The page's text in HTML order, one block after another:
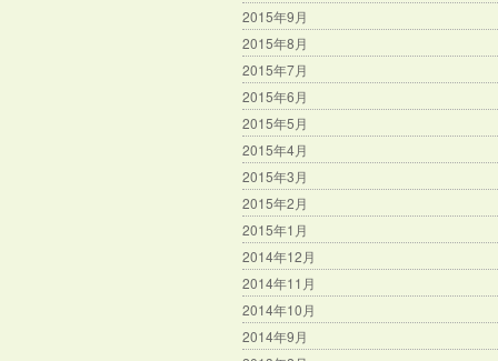
2015年9月
2015年8月
2015年7月
2015年6月
2015年5月
2015年4月
2015年3月
2015年2月
2015年1月
2014年12月
2014年11月
2014年10月
2014年9月